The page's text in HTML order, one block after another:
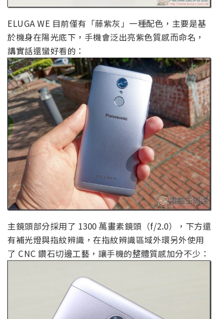
ELUGA WE 目前僅有「藤紫灰」一種配色，主要是基
於機身在陽光底下，手機會泛出亮紫色質感而命名，
講實話還蠻好看的：
主鏡頭部分採用了 1300 萬畫素鏡頭（f/2.0），下方還
有補光燈與指紋辨識，在指紋辨識區域外環另外使用
了 CNC 鑽石切邊工藝，讓手機的整體質感加分不少：